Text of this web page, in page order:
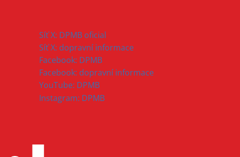
Síť X: DPMB oficial
Síť X: dopravní informace
Facebook: DPMB
Facebook: dopravní informace
YouTube: DPMB
Instagram: DPMB